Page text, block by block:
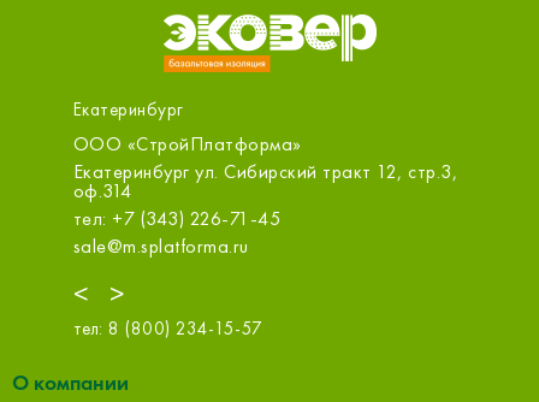
Екатеринбург
<
ООО «СтройПлатформа»
Екатеринбург ул. Сибирский тракт 12, стр.3,
оф.314
тел: +7 (343) 226-71-45
sale@m.splatforma.ru
>
тел: 8 (800) 234-15-57
О компании